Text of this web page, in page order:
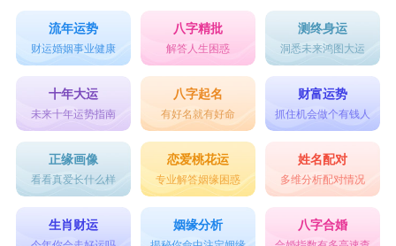
流年运势
财运婚姻事业健康
八字精批
解答人生困惑
测终身运
洞悉未来鸿图大运
十年大运
未来十年运势指南
八字起名
有好名就有好命
财富运势
抓住机会做个有钱人
正缘画像
看看真爱长什么样
恋爱桃花运
专业解答姻缘困惑
姓名配对
多维分析配对情况
生肖财运 姻缘分析 八字合婚